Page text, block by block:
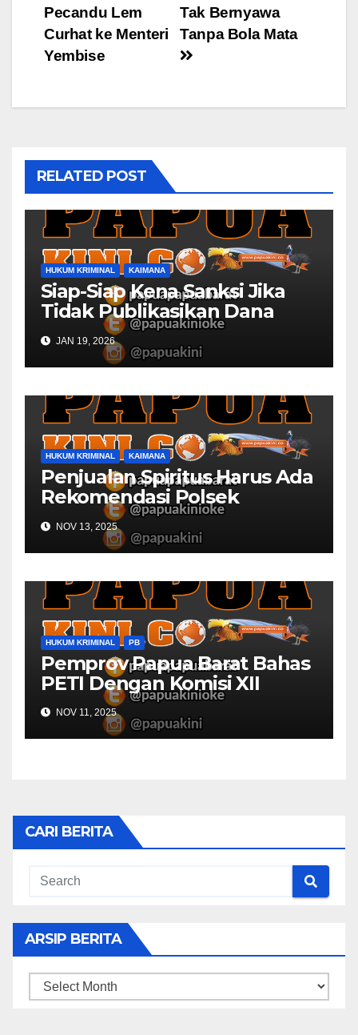
navigation
Tak Bernyawa
Tanpa Bola Mata
Pecandu Lem
Curhat ke Menteri
Yembise
RELATED POST
HUKUM KRIMINAL KAIMANA
Siap-Siap Kena Sanksi Jika
Tidak Publikasikan Dana
Desa
JAN 19, 2026
HUKUM KRIMINAL KAIMANA
Penjualan Spiritus Harus Ada
Rekomendasi Polsek
Kaimana
NOV 13, 2025
HUKUM KRIMINAL PB
Pemprov Papua Barat Bahas
PETI Dengan Komisi XII
NOV 11, 2025
CARI BERITA
ARSIP BERITA
ARSIP